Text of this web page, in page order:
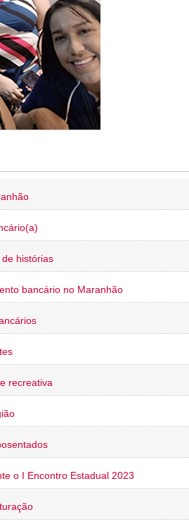
histórias
bancário no Maranhão
recreativa
o I Encontro Estadual 2023